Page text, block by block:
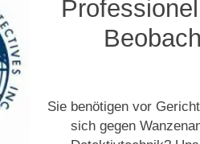
Sie benötigen vor
sich gegen